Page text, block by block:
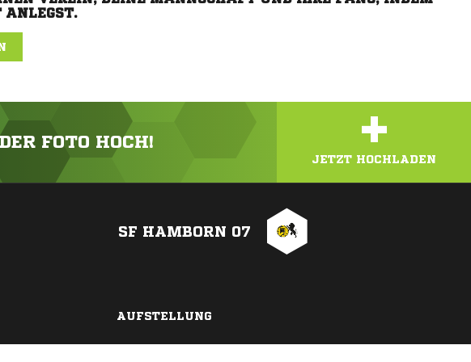
ANLEGST.
FOTO HOCH! +
JETZT HOCHLADEN
SF HAMBORN 07
AUFSTELLUNG